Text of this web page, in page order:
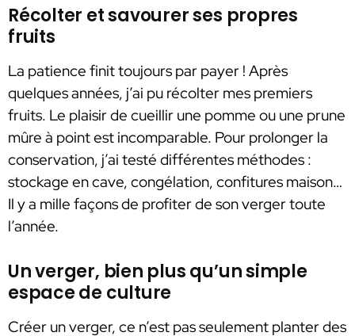
Récolter et savourer ses propres
fruits
La patience finit toujours par payer ! Après
quelques années, j’ai pu récolter mes premiers
fruits. Le plaisir de cueillir une pomme ou une prune
mûre à point est incomparable. Pour prolonger la
conservation, j’ai testé différentes méthodes :
stockage en cave, congélation, confitures maison…
Il y a mille façons de profiter de son verger toute
l’année.
Un verger, bien plus qu’un simple
espace de culture
Créer un verger, ce n’est pas seulement planter des